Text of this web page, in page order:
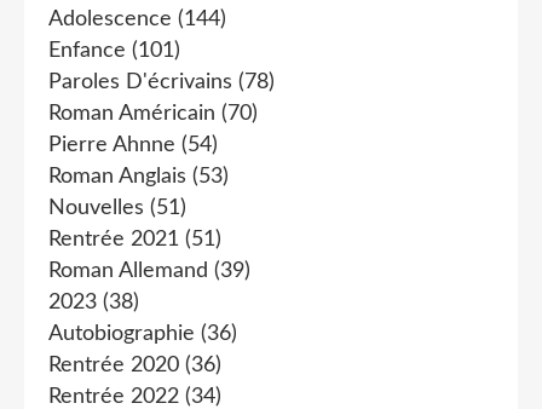
Adolescence (144)
Enfance (101)
Paroles D'écrivains (78)
Roman Américain (70)
Pierre Ahnne (54)
Roman Anglais (53)
Nouvelles (51)
Rentrée 2021 (51)
Roman Allemand (39)
2023 (38)
Autobiographie (36)
Rentrée 2020 (36)
Rentrée 2022 (34)